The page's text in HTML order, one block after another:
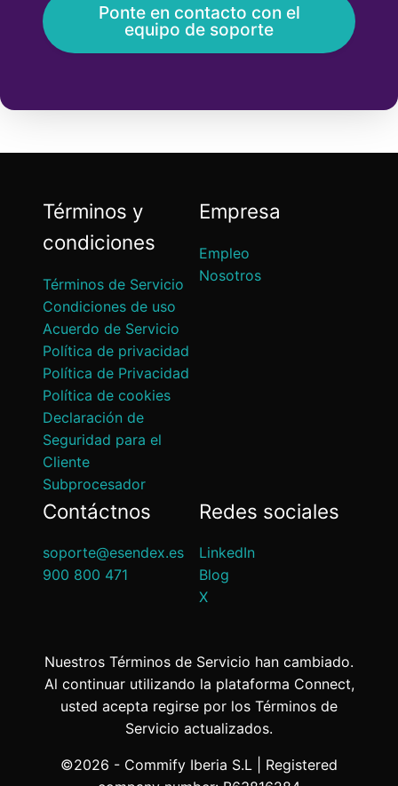
Ponte en contacto con el
equipo de soporte
Términos y
condiciones
Términos de Servicio
Condiciones de uso
Acuerdo de Servicio
Política de privacidad
Política de Privacidad
Política de cookies
Declaración de
Seguridad para el
Cliente
Subprocesador
Empresa
Empleo
Nosotros
Contáctnos
soporte@esendex.es
900 800 471
Redes sociales
LinkedIn
Blog
X
Nuestros Términos de Servicio han cambiado.
Al continuar utilizando la plataforma Connect,
usted acepta regirse por los Términos de
Servicio actualizados.
©2026 - Commify Iberia S.L | Registered